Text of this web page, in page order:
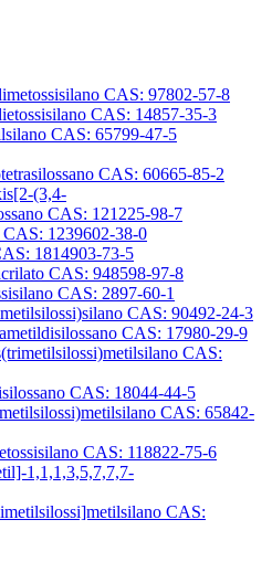
CAS: 97802-57-8
CAS: 14857-35-3
CAS: 65799-47-5
CAS: 60665-85-2
(3,4-
CAS: 121225-98-7
1239602-38-0
1814903-73-5
CAS: 948598-97-8
CAS: 2897-60-1
CAS: 90492-24-3
CAS: 17980-29-9
CAS:
CAS: 18044-44-5
CAS: 65842-
CAS: 118822-75-6
1,1,1,3,5,7,7,7-
CAS: